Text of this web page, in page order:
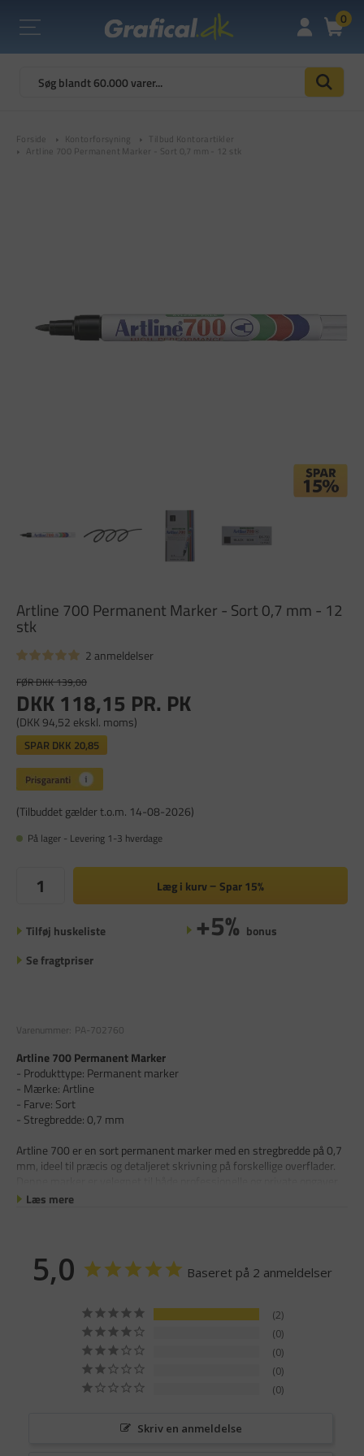
0
Forside Kontorforsyning
Tilbud Kontorartikler
Artline 700 Permanent Marker - Sort 0,7 mm - 12 stk
Artline 700 Permanent Marker - Sort 0,7 mm - 12
stk
2 anmeldelser
FØR DKK 139,00
DKK 118,15 PR. PK
(DKK 94,52 ekskl. moms)
SPAR DKK 20,85
(Tilbuddet gælder t.o.m. 14-08-2026)
På lager - Levering 1-3 hverdage
Læg i kurv Spar 15%
Tilføj huskeliste +5% bonus
Se fragtpriser
Varenummer: PA-702760
Artline 700 Permanent Marker
- Produkttype: Permanent marker
- Mærke: Artline
- Farve: Sort
- Stregbredde: 0,7 mm
Artline 700 er en sort permanent marker med en stregbredde på 0,7
mm, ideel til præcis og detaljeret skrivning på forskellige overflader.
Læs mere
5,0 Baseret på 2 anmeldelser
2
0
0
0
0
Skriv en anmeldelse